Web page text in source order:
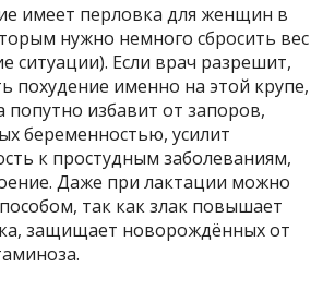
имеет перловка для женщин в
нужно немного сбросить вес
ситуации). Если врач разрешит,
похудение именно на этой крупе,
попутно избавит от запоров,
беременностью, усилит
к простудным заболеваниям,
Даже при лактации можно
так как злак повышает
защищает новорождённых от